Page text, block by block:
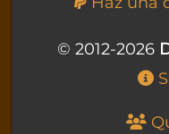
© 2012-2026